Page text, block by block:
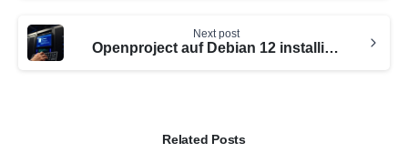
Next post
Openproject auf Debian 12 installieren – Detaillierte Anleitung
Related Posts